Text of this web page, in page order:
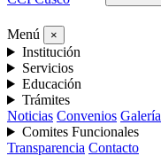
Menú ×
Institución
Servicios
Educación
Trámites
Noticias Convenios Galería
Comites Funcionales
Transparencia Contacto